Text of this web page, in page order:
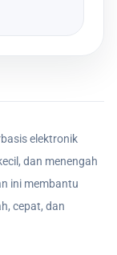
elektronik
dan menengah
ini membantu
cepat, dan